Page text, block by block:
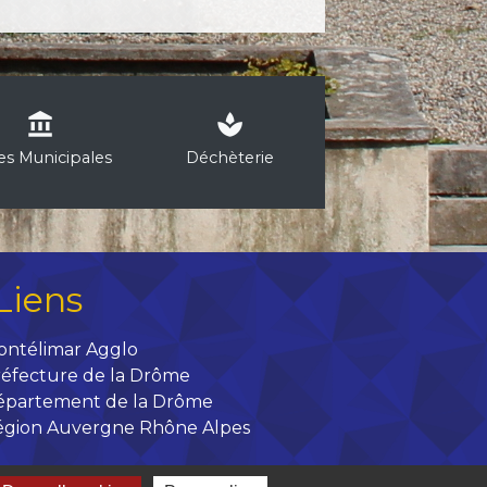
account_balance
Municipales
spa
Déchèterie
Agglo
de la Drôme
de la Drôme
Auvergne Rhône Alpes